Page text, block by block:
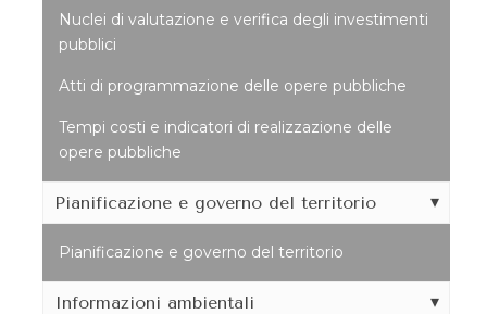
Nuclei di valutazione e verifica degli investimenti
pubblici
Atti di programmazione delle opere pubbliche
Tempi costi e indicatori di realizzazione delle
opere pubbliche
Pianificazione e governo del territorio
Pianificazione e governo del territorio
Informazioni ambientali